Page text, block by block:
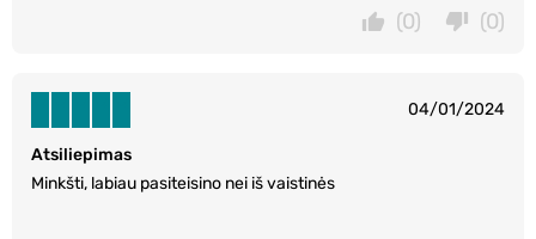
(0)
(0)
04/01/2024
Atsiliepimas
Minkšti, labiau pasiteisino nei iš vaistinės